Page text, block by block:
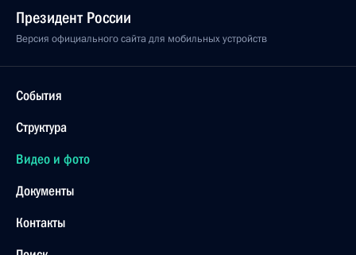
Президент России
Версия официального сайта для мобильных устройств
События
Структура
Видео и фото
Документы
Контакты